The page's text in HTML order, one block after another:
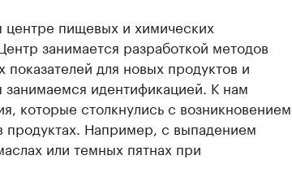
пищевых и химических
занимается разработкой методов
показателей для новых продуктов и
идентификацией. К нам
которые столкнулись с возникновением
продуктах. Например, с выпадением
или темных пятнах при